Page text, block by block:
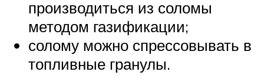
производиться из соломы
методом газификации;
солому можно спрессовывать в
топливные гранулы.